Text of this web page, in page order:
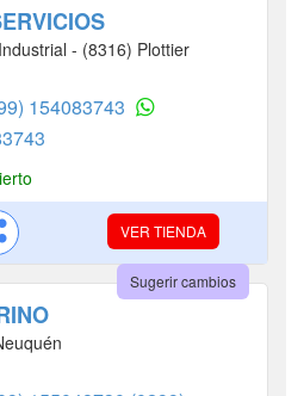
- (8316) Plottier
154083743
VER TIENDA
Sugerir cambios